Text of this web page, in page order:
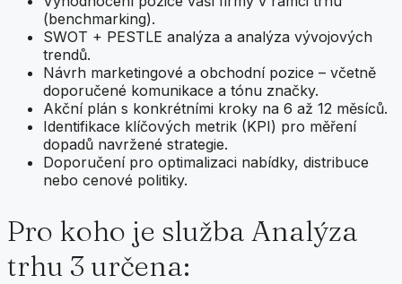
(benchmarking).
SWOT + PESTLE analýza a analýza vývojových
trendů.
Návrh marketingové a obchodní pozice – včetně
doporučené komunikace a tónu značky.
Akční plán s konkrétními kroky na 6 až 12 měsíců.
Identifikace klíčových metrik (KPI) pro měření
dopadů navržené strategie.
Doporučení pro optimalizaci nabídky, distribuce
nebo cenové politiky.
Pro koho je služba Analýza
trhu 3 určena: